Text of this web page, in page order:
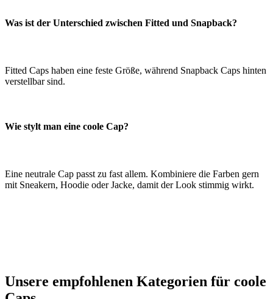
Was ist der Unterschied zwischen Fitted und Snapback?
Fitted Caps haben eine feste Größe, während Snapback Caps hinten
verstellbar sind.
Wie stylt man eine coole Cap?
Eine neutrale Cap passt zu fast allem. Kombiniere die Farben gern
mit Sneakern, Hoodie oder Jacke, damit der Look stimmig wirkt.
Unsere empfohlenen Kategorien für coole